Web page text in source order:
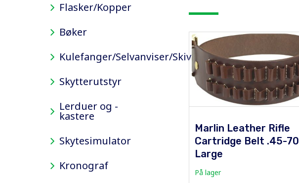
Flasker/Kopper
Bøker
Kulefanger/Selvanviser/Skiver
Skytterutstyr
Lerduer og -
kastere
Skytesimulator
Kronograf
Marlin Leather Rifle
Cartridge Belt .45-70
Large
På lager